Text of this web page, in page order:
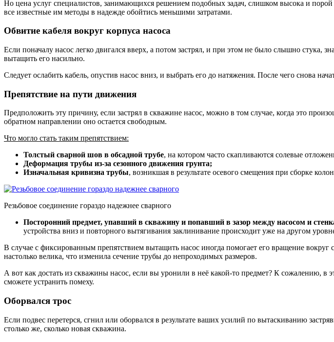
Но цена услуг специалистов, занимающихся решением подобных задач, слишком высока и
все известные им методы в надежде обойтись меньшими затратами.
Обвитие кабеля вокруг корпуса насоса
Если поначалу насос легко двигался вверх, а потом застрял, и при этом не было слышно стука,
вытащить его насильно.
Следует ослабить кабель, опустив насос вниз, и выбрать его до натяжения. После чего снова
Препятствие на пути движения
Предположить эту причину, если застрял в скважине насос, можно в том случае, когда это
обратном направлении оно остается свободным.
Что могло стать таким препятствием:
Толстый сварной шов в обсадной трубе, на котором часто скапливаются солевые
Деформация трубы из-за сезонного движения грунта;
Изначальная кривизна трубы, возникшая в результате осевого смещения при сборке
Резьбовое соединение гораздо надежнее сварного
Посторонний предмет, упавший в скважину и попавший в зазор между насосом и
устройства вниз и повторного вытягивания заклинивание происходит уже на другом
В случае с фиксированным препятствием вытащить насос иногда помогает его вращение
настолько велика, что изменила сечение трубы до непроходимых размеров.
А вот как достать из скважины насос, если вы уронили в неё какой-то предмет? К сожалению,
сможете устранить помеху.
Оборвался трос
Если подвес перетерся, сгнил или оборвался в результате ваших усилий по вытаскиванию
столько же, сколько новая скважина.